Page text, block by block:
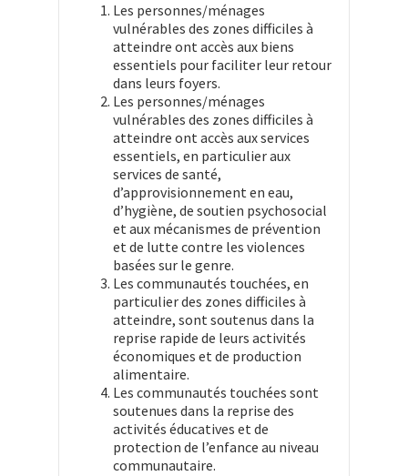
Les personnes/ménages
vulnérables des zones difficiles à
atteindre ont accès aux biens
essentiels pour faciliter leur retour
dans leurs foyers.
Les personnes/ménages
vulnérables des zones difficiles à
atteindre ont accès aux services
essentiels, en particulier aux
services de santé,
d’approvisionnement en eau,
d’hygiène, de soutien psychosocial
et aux mécanismes de prévention
et de lutte contre les violences
basées sur le genre.
Les communautés touchées, en
particulier des zones difficiles à
atteindre, sont soutenus dans la
reprise rapide de leurs activités
économiques et de production
alimentaire.
Les communautés touchées sont
soutenues dans la reprise des
activités éducatives et de
protection de l’enfance au niveau
communautaire.